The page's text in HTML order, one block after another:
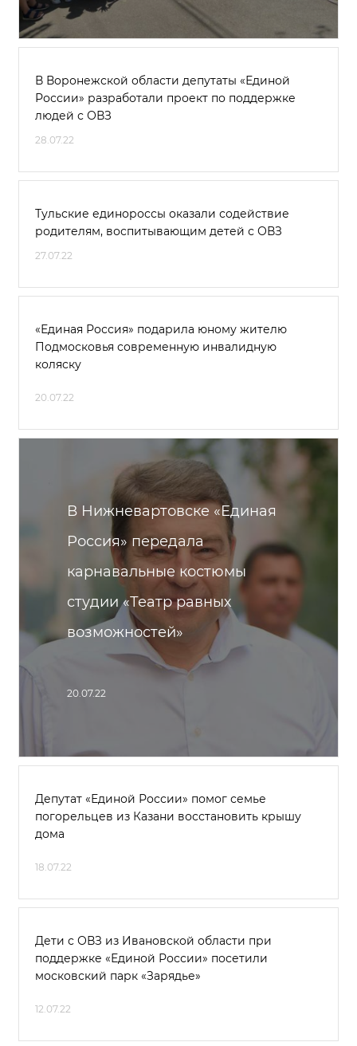
В Воронежской области депутаты «Единой
России» разработали проект по поддержке
людей с ОВЗ
28.07.22
Тульские единороссы оказали содействие
родителям, воспитывающим детей с ОВЗ
27.07.22
«Единая Россия» подарила юному жителю
Подмосковья современную инвалидную
коляску
20.07.22
В Нижневартовске «Единая
Россия» передала
карнавальные костюмы
студии «Театр равных
возможностей»
20.07.22
Депутат «Единой России» помог семье
погорельцев из Казани восстановить крышу
дома
18.07.22
Дети с ОВЗ из Ивановской области при
поддержке «Единой России» посетили
московский парк «Зарядье»
12.07.22